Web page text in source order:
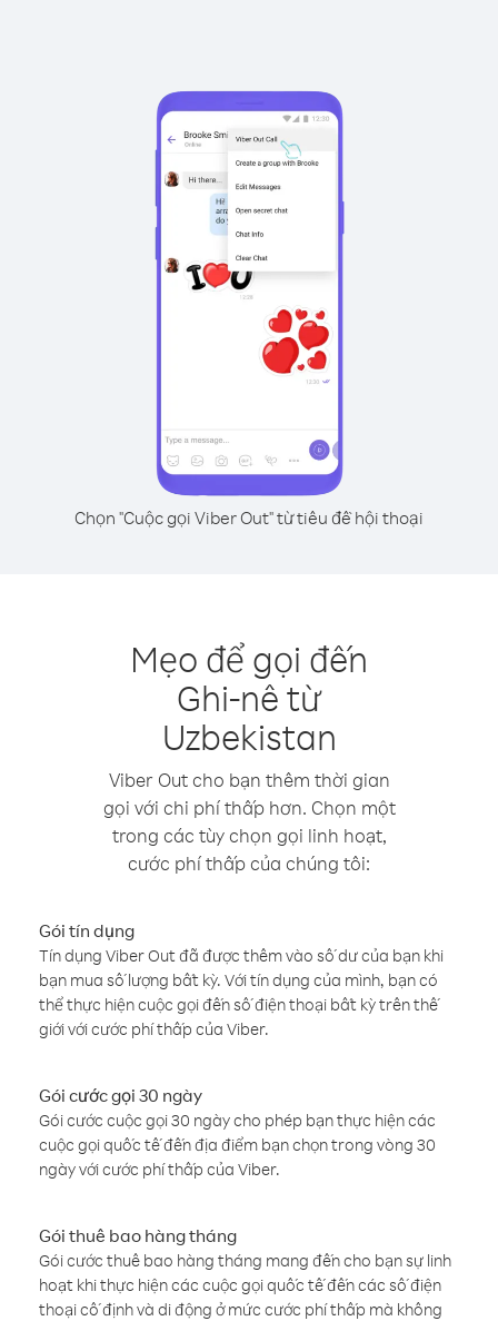
Chọn "Cuộc gọi Viber Out" từ tiêu đề hội thoại
Mẹo để gọi đến
Ghi-nê từ
Uzbekistan
Viber Out cho bạn thêm thời gian
gọi với chi phí thấp hơn. Chọn một
trong các tùy chọn gọi linh hoạt,
cước phí thấp của chúng tôi:
Gói tín dụng
Tín dụng Viber Out đã được thêm vào số dư của bạn khi
bạn mua số lượng bất kỳ. Với tín dụng của mình, bạn có
thể thực hiện cuộc gọi đến số điện thoại bất kỳ trên thế
giới với cước phí thấp của Viber.
Gói cước gọi 30 ngày
Gói cước cuộc gọi 30 ngày cho phép bạn thực hiện các
cuộc gọi quốc tế đến địa điểm bạn chọn trong vòng 30
ngày với cước phí thấp của Viber.
Gói thuê bao hàng tháng
Gói cước thuê bao hàng tháng mang đến cho bạn sự linh
hoạt khi thực hiện các cuộc gọi quốc tế đến các số điện
thoại cố định và di động ở mức cước phí thấp mà không